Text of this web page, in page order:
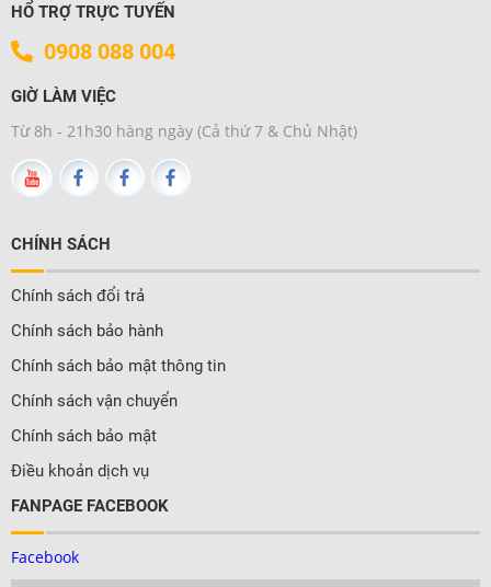
HỔ TRỢ TRỰC TUYẾN
0908 088 004
GIỜ LÀM VIỆC
Từ 8h - 21h30 hàng ngày (Cả thứ 7 & Chủ Nhật)
CHÍNH SÁCH
Chính sách đổi trả
Chính sách bảo hành
Chính sách bảo mật thông tin
Chính sách vận chuyển
Chính sách bảo mật
Điều khoản dịch vụ
FANPAGE FACEBOOK
Facebook